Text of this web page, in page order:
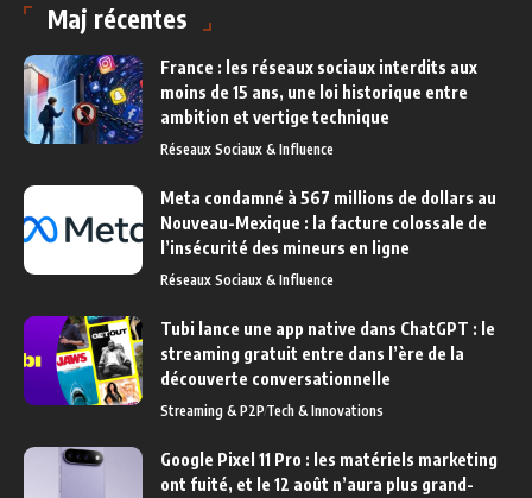
Maj récentes
France : les réseaux sociaux interdits aux
moins de 15 ans, une loi historique entre
ambition et vertige technique
Réseaux Sociaux & Influence
Meta condamné à 567 millions de dollars au
Nouveau-Mexique : la facture colossale de
l’insécurité des mineurs en ligne
Réseaux Sociaux & Influence
Tubi lance une app native dans ChatGPT : le
streaming gratuit entre dans l’ère de la
découverte conversationnelle
Streaming & P2PTech & Innovations
Google Pixel 11 Pro : les matériels marketing
ont fuité, et le 12 août n’aura plus grand-